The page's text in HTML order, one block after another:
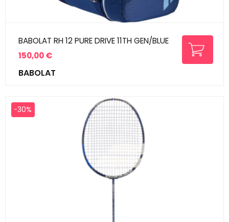
BABOLAT RH 12 PURE DRIVE 11TH GEN/BLUE
Prix
150,00 €
BABOLAT
-30%